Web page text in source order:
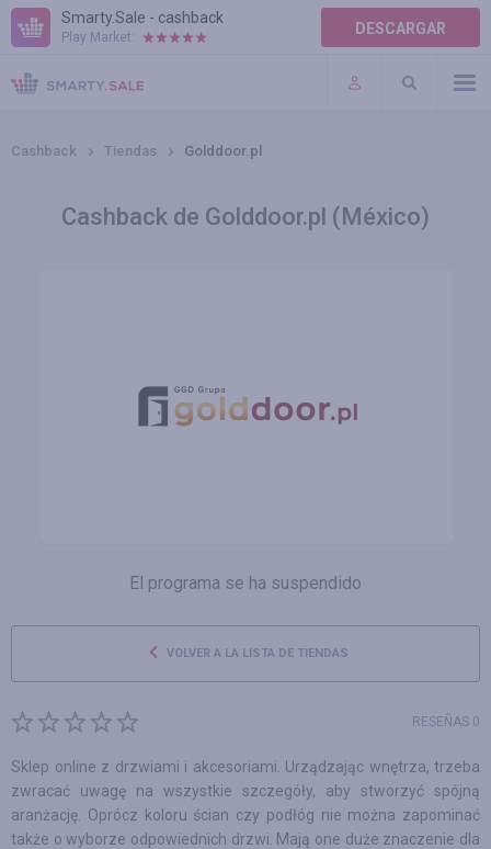
Smarty.Sale - cashback
Play Market: DESCARGAR
AYUDA
TÉRMINOS DE USO
Cashback Tiendas Golddoor.pl
Cashback de Golddoor.pl (México)
El programa se ha suspendido
VOLVER A LA LISTA DE TIENDAS
RESEÑAS 0
Sklep online z drzwiami i akcesoriami. Urządzając wnętrza, trzeba
zwracać uwagę na wszystkie szczegóły, aby stworzyć spójną
aranżację. Oprócz koloru ścian czy podłóg nie można zapominać
także o wyborze odpowiednich drzwi. Mają one duże znaczenie dla